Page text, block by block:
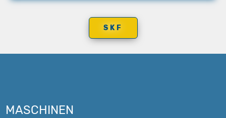
SKF
MASCHINEN